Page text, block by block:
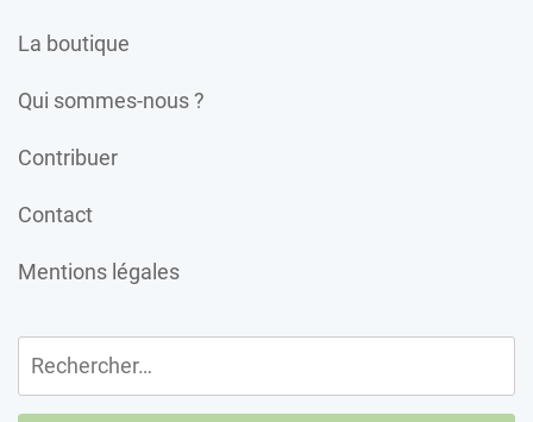
La boutique
Qui sommes-nous ?
Contribuer
Contact
Mentions légales
Rechercher :